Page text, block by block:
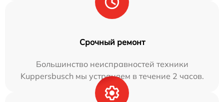
Срочный ремонт
Большинство неисправностей техники
Kuppersbusch мы устраняем в течение 2 часов.